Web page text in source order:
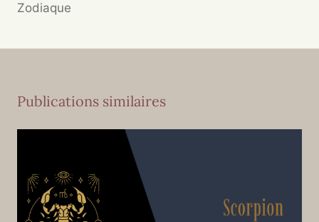
Zodiaque
Publications similaires